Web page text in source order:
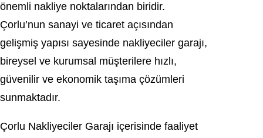
önemli nakliye noktalarından biridir.
Çorlu’nun sanayi ve ticaret açısından
gelişmiş yapısı sayesinde nakliyeciler garajı,
bireysel ve kurumsal müşterilere hızlı,
güvenilir ve ekonomik taşıma çözümleri
sunmaktadır.
Çorlu Nakliyeciler Garajı içerisinde faaliyet